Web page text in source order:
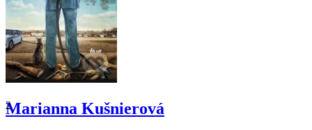
2
Marianna Kušnierová